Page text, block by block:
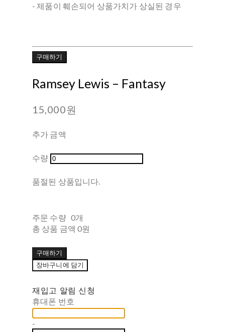
- 제품이 훼손되어 상품가치가 상실된 경우
구매하기
Ramsey Lewis ‎– Fantasy
15,000원
추가 금액
수량
품절된 상품입니다.
주문 수량 0개
총 상품 금액 0원
구매하기
장바구니에 담기
재입고 알림 신청
휴대폰 번호
-